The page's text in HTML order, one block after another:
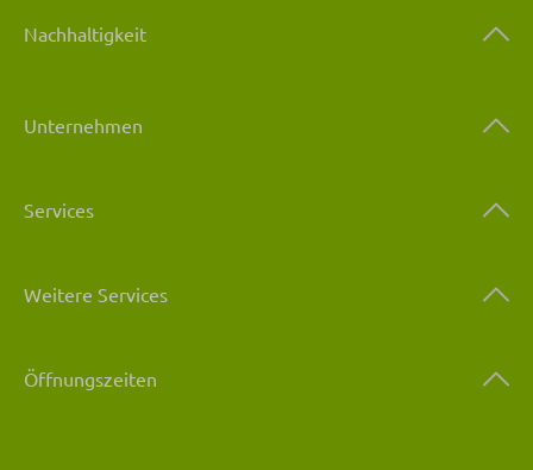
Nachhaltigkeit
Unternehmen
Services
Weitere Services
Öffnungszeiten